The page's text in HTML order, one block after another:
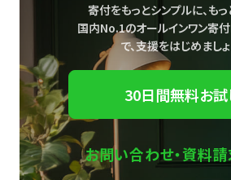
寄付をもっとシンプルに、もっ
国内No.1のオールインワン寄
で、支援をはじめましょ
30日間無料お試
お問い合わせ・資料